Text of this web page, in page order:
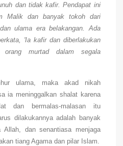
dan tidak kafir. Pendapat ini
Malik dan banyak tokoh dari
ulama era belakangan. Ada
'Ia kafir dan diberlakukan
orang murtad dalam segala
ulama, maka akad nikah
ia meninggalkan shalat karena
dan bermalas-malasan itu
dilakukannya adalah banyak
Allah, dan senantiasa menjaga
tiang Agama dan pilar Islam.